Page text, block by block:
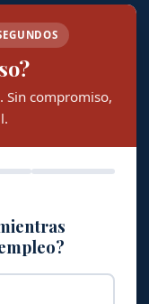
Sin compromiso,